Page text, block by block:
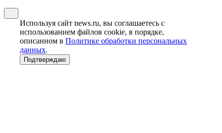
Используя сайт news.ru, вы соглашаетесь с
использованием файлов cookie, в порядке,
описанном в Политике обработки персональных
данных.
Подтверждаю